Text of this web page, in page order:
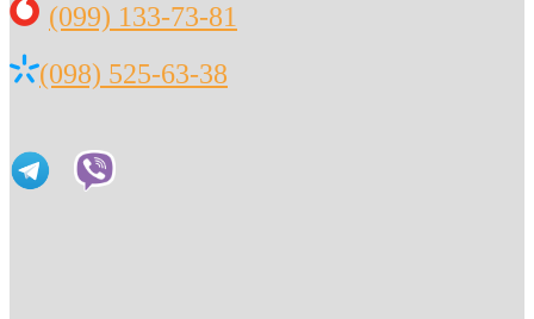
(099) 133-73-81
(098) 525-63-38